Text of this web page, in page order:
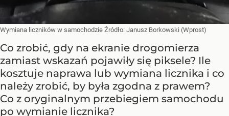
Wymiana liczników w samochodzie Źródło: Janusz Borkowski (Wprost)
Co zrobić, gdy na ekranie drogomierza
zamiast wskazań pojawiły się piksele? Ile
kosztuje naprawa lub wymiana licznika i co
należy zrobić, by była zgodna z prawem?
Co z oryginalnym przebiegiem samochodu
po wymianie licznika?